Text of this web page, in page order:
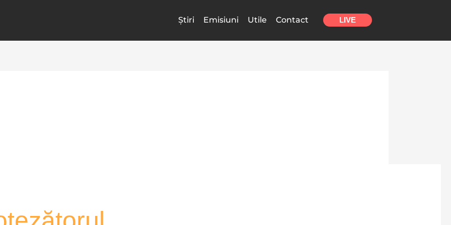
Știri Emisiuni Utile Contact LIVE